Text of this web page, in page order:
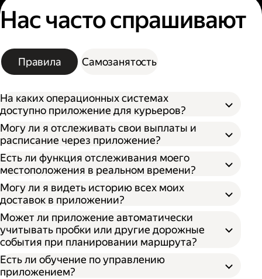
Нас часто спрашивают
Правила Самозанятость
На каких операционных системах
доступно приложение для курьеров?
Могу ли я отслеживать свои выплаты и
расписание через приложение?
Есть ли функция отслеживания моего
местоположения в реальном времени?
Могу ли я видеть историю всех моих
доставок в приложении?
Может ли приложение автоматически
учитывать пробки или другие дорожные
события при планировании маршрута?
Есть ли обучение по управлению
приложением?